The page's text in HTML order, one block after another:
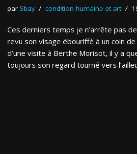
par Sbay condition humaine et art
Ces derniers temps je n’arrête pas de
revu son visage ébouriffé à un coin de
d’une visite à Berthe Morisot, il y a
toujours son regard tourné vers